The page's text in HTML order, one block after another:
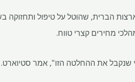
מחירים קצרי טווח.